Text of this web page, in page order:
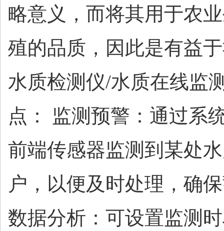
略意义，而将其用于农
殖的品质，因此是有益
水质检测仪/水质在线监
点： 监测预警：通过系
前端传感器监测到某处
户，以便及时处理，确
数据分析：可设置监测